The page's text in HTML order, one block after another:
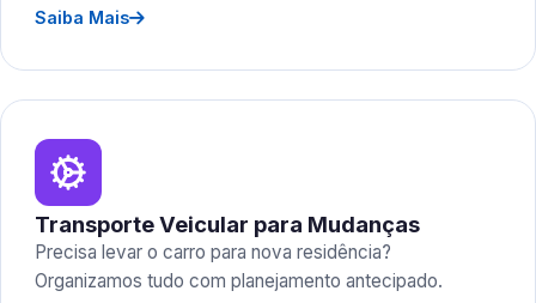
Saiba Mais
Transporte Veicular para Mudanças
Precisa levar o carro para nova residência?
Organizamos tudo com planejamento antecipado.